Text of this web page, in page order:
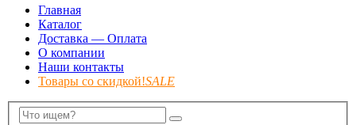
Главная
Каталог
Доставка — Оплата
О компании
Наши контакты
Товары со скидкой!SALE